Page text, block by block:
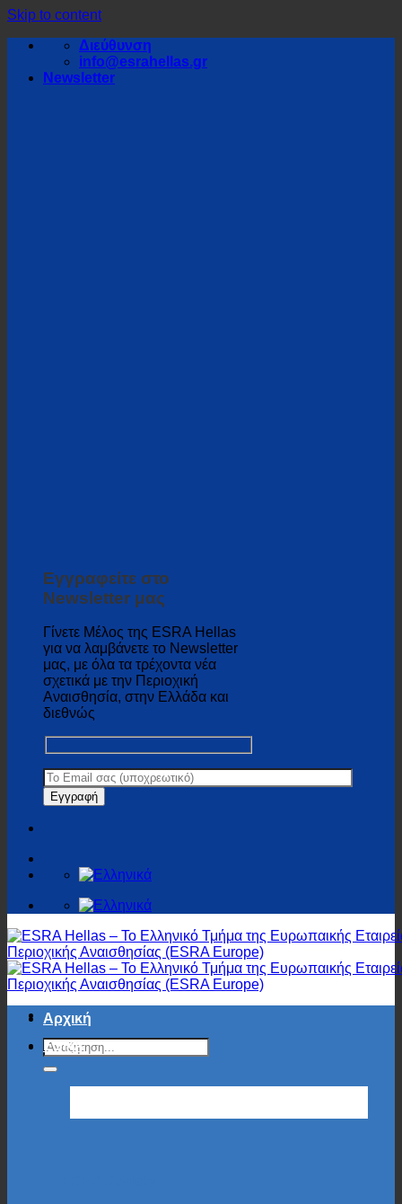
Skip to content
Διεύθυνση
info@esrahellas.gr
Newsletter
Εγγραφείτε στο
Newsletter μας
Γίνετε Μέλος της ESRA Hellas
για να λαμβάνετε το Newsletter
μας, με όλα τα τρέχοντα νέα
σχετικά με την Περιοχική
Αναισθησία, στην Ελλάδα και
διεθνώς
Αρχική
ESRA